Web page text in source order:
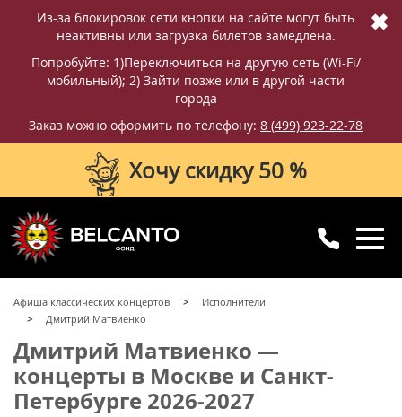
Из-за блокировок сети кнопки на сайте могут быть
неактивны или загрузка билетов замедлена.
Попробуйте: 1)Переключиться на другую сеть (Wi-Fi/
мобильный); 2) Зайти позже или в другой части
города
Заказ можно оформить по телефону: 8 (499) 923-22-78
✖
Хочу скидку 50 %
8 (499) 923-22-78
с 10:00 до 20:00
Афиша классических концертов
Исполнители
Дмитрий Матвиенко
Дмитрий Матвиенко —
концерты в Москве и Санкт-
Петербурге 2026-2027